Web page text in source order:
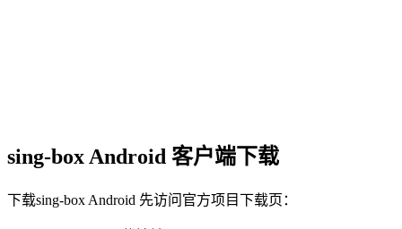
sing-box Android 客户端下载
下载sing-box Android 先访问官方项目下载页：